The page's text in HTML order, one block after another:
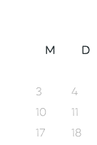
M D
3
4
10
11
17
18